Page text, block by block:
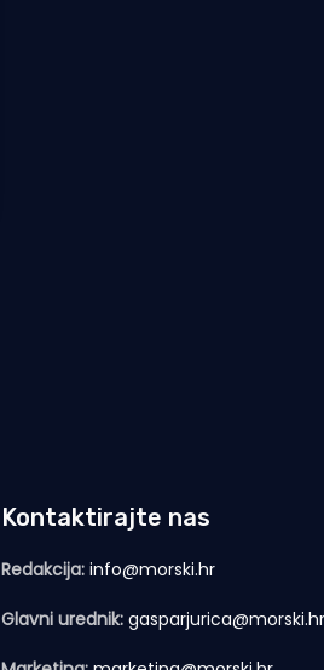
Kontaktirajte nas
Redakcija: info@morski.hr
Glavni urednik: gasparjurica@morski.hr